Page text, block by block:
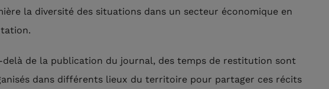
la diversité des situations dans un secteur économique en
delà de la publication du journal, des temps de restitution sont
dans différents lieux du territoire pour partager ces récits